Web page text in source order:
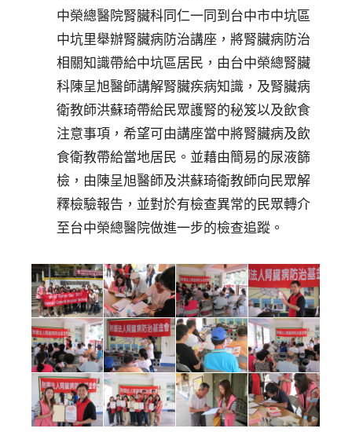
中榮總醫院腎臟科同仁一同到台中市中坑區
中坑里舉辦腎臟病防治講座，將腎臟病防治
相關知識帶給中坑區居民，由台中榮總腎臟
科陳呈旭醫師講解腎臟疾病知識，及腎臟病
衛教師洪蘇琦帶給民眾護腎的秘笈以及飲食
注意事項，希望可由講座當中將腎臟病及飲
食衛教帶給當地居民。並藉由簡易的尿液篩
檢，由陳呈旭醫師及洪蘇琦衛教師向民眾解
釋檢驗報告，並對於有檢查異常的民眾轉介
至台中榮總醫院做進一步的檢查追蹤。